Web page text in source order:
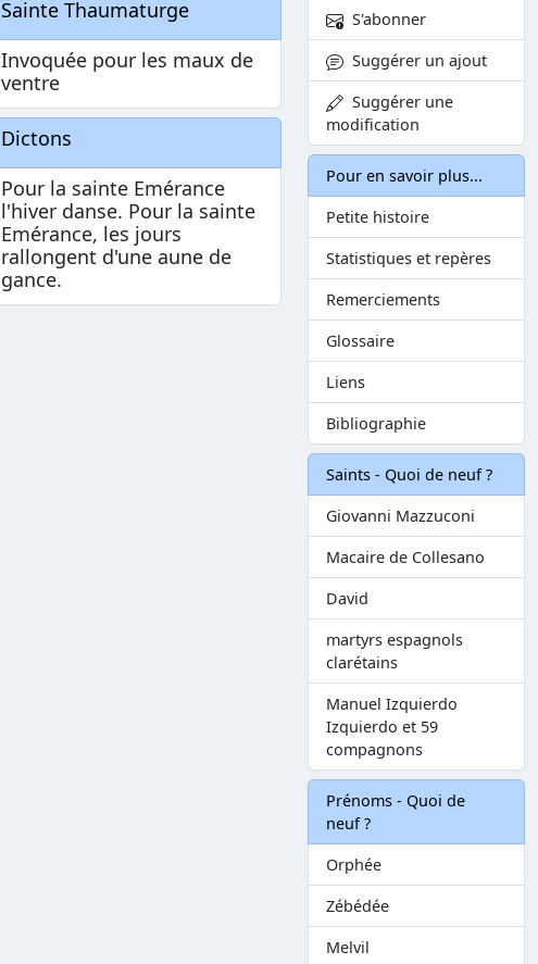
Sainte Thaumaturge
Invoquée pour les maux de
ventre
Dictons
Pour la sainte Emérance
l'hiver danse. Pour la sainte
Emérance, les jours
rallongent d'une aune de
gance.
S'abonner
Suggérer un ajout
Suggérer une
modification
Pour en savoir plus...
Petite histoire
Statistiques et repères
Remerciements
Glossaire
Liens
Bibliographie
Saints - Quoi de neuf ?
Giovanni Mazzuconi
Macaire de Collesano
David
martyrs espagnols
clarétains
Manuel Izquierdo
Izquierdo et 59
compagnons
Prénoms - Quoi de
neuf ?
Orphée
Zébédée
Melvil